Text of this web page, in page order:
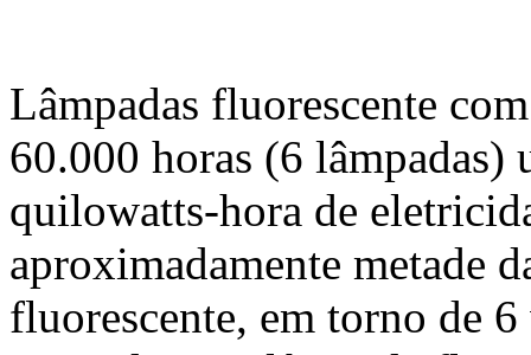
Lâmpadas fluorescente
60.000 horas (6 lâmpadas)
quilowatts-hora de
aproximadamente metade
fluorescente, em torno de